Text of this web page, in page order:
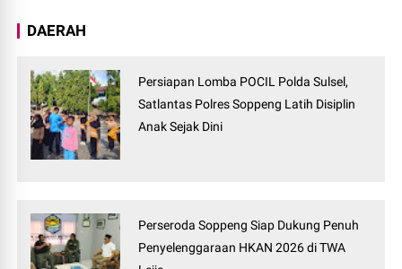
DAERAH
Persiapan Lomba POCIL Polda Sulsel,
Satlantas Polres Soppeng Latih Disiplin
Anak Sejak Dini
Perseroda Soppeng Siap Dukung Penuh
Penyelenggaraan HKAN 2026 di TWA